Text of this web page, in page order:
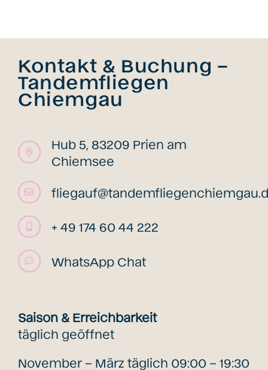
Kontakt & Buchung –
Tandemfliegen
Chiemgau
Hub 5, 83209 Prien am
Chiemsee
+ 49 174 60 44 222
WhatsApp Chat
Saison & Erreichbarkeit
täglich geöffnet
November – März täglich 09:00 – 19:30